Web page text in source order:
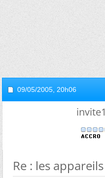
09/05/2005, 20h06
Re : les